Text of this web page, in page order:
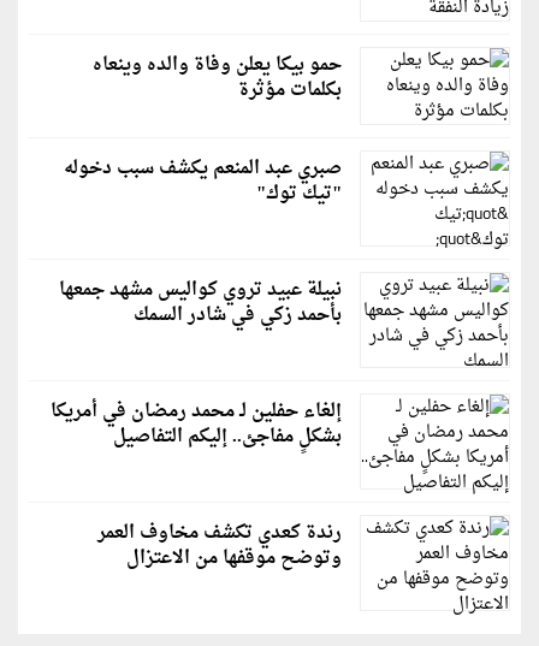
حمو بيكا يعلن وفاة والده وينعاه
بكلمات مؤثرة
صبري عبد المنعم يكشف سبب دخوله
"تيك توك"
نبيلة عبيد تروي كواليس مشهد جمعها
بأحمد زكي في شادر السمك
إلغاء حفلين لـ محمد رمضان في أمريكا
بشكلٍ مفاجئ.. إليكم التفاصيل
رندة كعدي تكشف مخاوف العمر
وتوضح موقفها من الاعتزال